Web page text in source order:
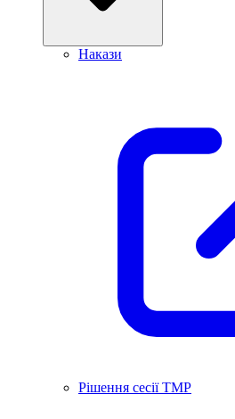
Накази
Рішення сесії ТМР